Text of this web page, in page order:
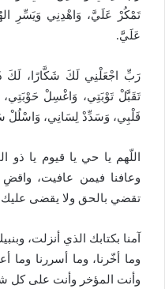
تَمْكُرْ عَلَيَّ، وَاهْدِنِي وَيَسِّرِ
عَلَيَّ.
رَبِّ اجْعَلْنِي لَكَ شَكَّارًا، لَكَ
تَقَبَّلْ تَوْبَتِي، وَاغْسِلْ
قَلْبِي، وَسَدِّدْ لِسَانِي، وَاسْلُلْ
اللّهم يا حي يا قيوم يا ذو
وعافنا فيمن عافيت،
تقضي بالحق ولا يقضى
آمنا بكتابك الذي أنزلت،
وما أخّرنا، وما أسررنا وما
وأنت المؤخر وأنت على كل